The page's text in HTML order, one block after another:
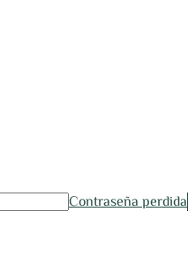
Contraseña perdida